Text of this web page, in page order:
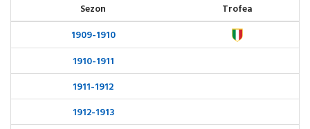
Sezon
Trofea
1909-1910
1910-1911
1911-1912
1912-1913